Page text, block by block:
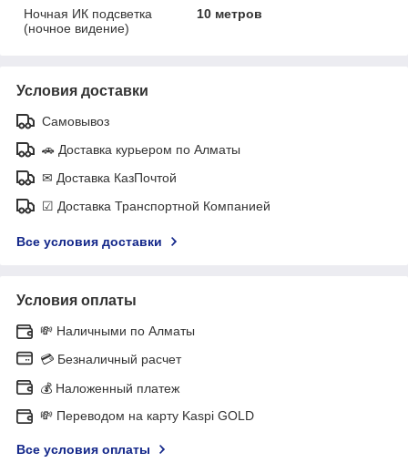
Ночная ИК подсветка
(ночное видение)
10 метров
Условия доставки
Самовывоз
🚗 Доставка курьером по Алматы
✉ Доставка КазПочтой
☑ Доставка Транспортной Компанией
Все условия доставки
Условия оплаты
💸 Наличными по Алматы
💳 Безналичный расчет
💰 Наложенный платеж
💸 Переводом на карту Kaspi GOLD
Все условия оплаты